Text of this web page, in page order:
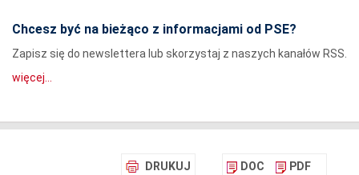
Chcesz być na bieżąco z informacjami od PSE?
Zapisz się do newslettera lub skorzystaj z naszych kanałów RSS.
więcej...
DRUKUJ DOC PDF